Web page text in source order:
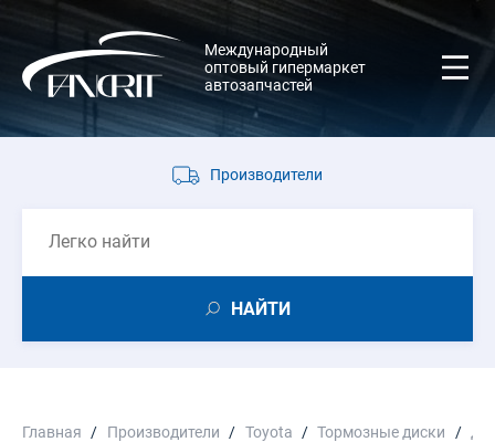
Международный
оптовый гипермаркет
автозапчастей
Производители
НАЙТИ
Главная Производители Toyota Тормозные диски